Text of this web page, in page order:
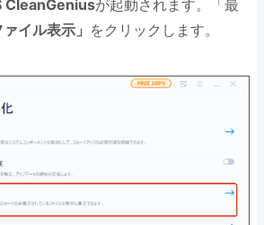
CleanGeniusが起動されます。「最
ァイル表示」 をクリックします。